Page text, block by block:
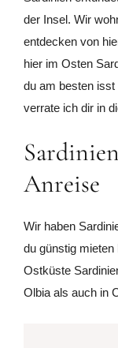
der Insel. Wir
entdecken von
hier im Osten
du am besten
verrate ich dir in
Anreise
Wir haben
du günstig mieten
Ostküste
Olbia als auch in